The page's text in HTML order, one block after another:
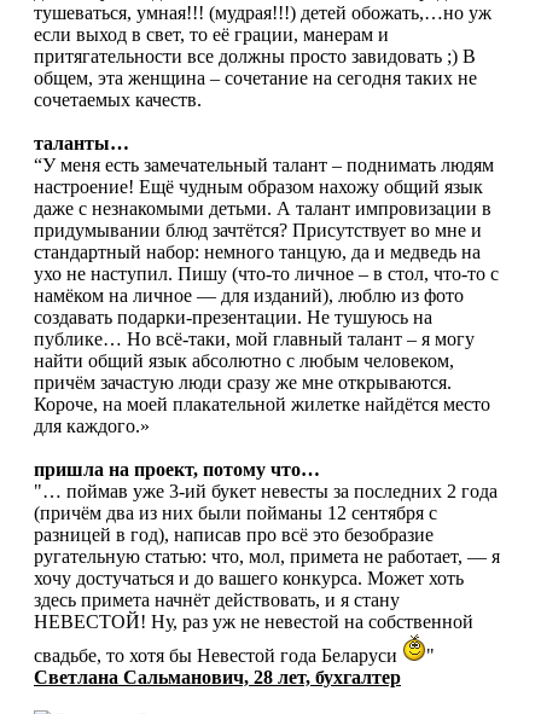
тушеваться, умная!!! (мудрая!!!) детей обожать,…но уж
если выход в свет, то её грации, манерам и
притягательности все должны просто завидовать ;) В
общем, эта женщина – сочетание на сегодня таких не
сочетаемых качеств.
таланты…
“У меня есть замечательный талант – поднимать людям
настроение! Ещё чудным образом нахожу общий язык
даже с незнакомыми детьми. А талант импровизации в
придумывании блюд зачтётся? Присутствует во мне и
стандартный набор: немного танцую, да и медведь на
ухо не наступил. Пишу (что-то личное – в стол, что-то с
намёком на личное — для изданий), люблю из фото
создавать подарки-презентации. Не тушуюсь на
публике… Но всё-таки, мой главный талант – я могу
найти общий язык абсолютно с любым человеком,
причём зачастую люди сразу же мне открываются.
Короче, на моей плакательной жилетке найдётся место
для каждого.»
пришла на проект, потому что…
"… поймав уже 3-ий букет невесты за последних 2 года
(причём два из них были пойманы 12 сентября с
разницей в год), написав про всё это безобразие
ругательную статью: что, мол, примета не работает, — я
хочу достучаться и до вашего конкурса. Может хоть
здесь примета начнёт действовать, и я стану
НЕВЕСТОЙ! Ну, раз уж не невестой на собственной
свадьбе, то хотя бы Невестой года Беларуси
"
Светлана Сальманович, 28 лет, бухгалтер